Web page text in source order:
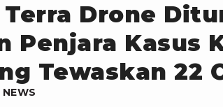
Drone
Penjara Kasus
Tewaskan 22
NEWS